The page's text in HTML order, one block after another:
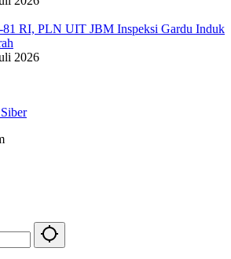
81 RI, PLN UIT JBM Inspeksi Gardu Induk
2026